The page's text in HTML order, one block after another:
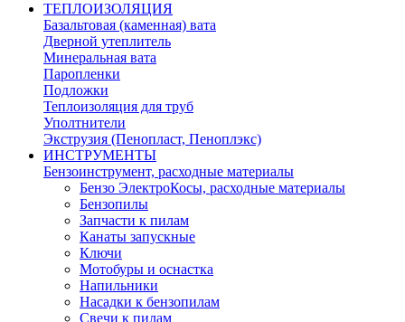
ТЕПЛОИЗОЛЯЦИЯ
Базальтовая (каменная) вата
Дверной утеплитель
Минеральная вата
Паропленки
Подложки
Теплоизоляция для труб
Уполтнители
Экструзия (Пенопласт, Пеноплэкс)
ИНСТРУМЕНТЫ
Бензоинструмент, расходные материалы
Бензо ЭлектроКосы, расходные материалы
Бензопилы
Запчасти к пилам
Канаты запускные
Ключи
Мотобуры и оснастка
Напильники
Насадки к бензопилам
Свечи к пилам